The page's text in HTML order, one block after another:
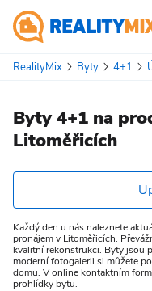
RealityMix Byty 4+1
Byty 4+1 na
Litoměřicích
Každý den u nás naleznete
pronájem v Litoměřicích.
kvalitní rekonstrukci. Byty jsou
moderní fotogalerii si můžete
domu. V online kontaktním
prohlídky bytu.